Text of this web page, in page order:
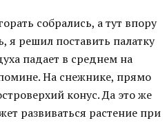
собрались, а тут впору
я решил поставить палатку
падает в среднем на
На снежнике, прямо
конус. Да это же
развиваться растение при